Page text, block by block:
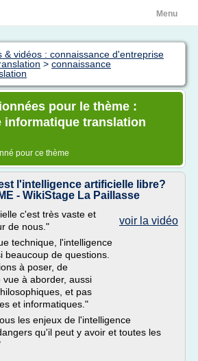
Menu
& vidéos : connaissance d'entreprise
> connaissance
pour le thème :
informatique translation
pour ce thème
l'intelligence artificielle libre?
- WikiStage La Paillasse
voir la vidéo
c'est très vaste et
de nous."
technique, l'intelligence
beaucoup de questions.
à poser, de
à aborder, aussi
et pas
et informatiques."
les enjeux de l'intelligence
qu'il peut y avoir et toutes les